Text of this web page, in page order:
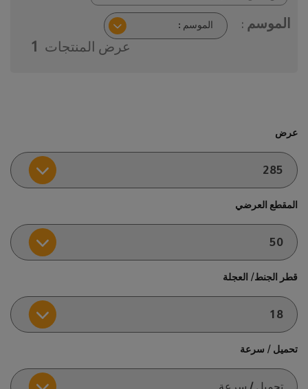
الموسم :
عرض المنتجات
1
عرض
المقطع العرضي
قطر الجنط/ العجلة
تحميل / سرعة